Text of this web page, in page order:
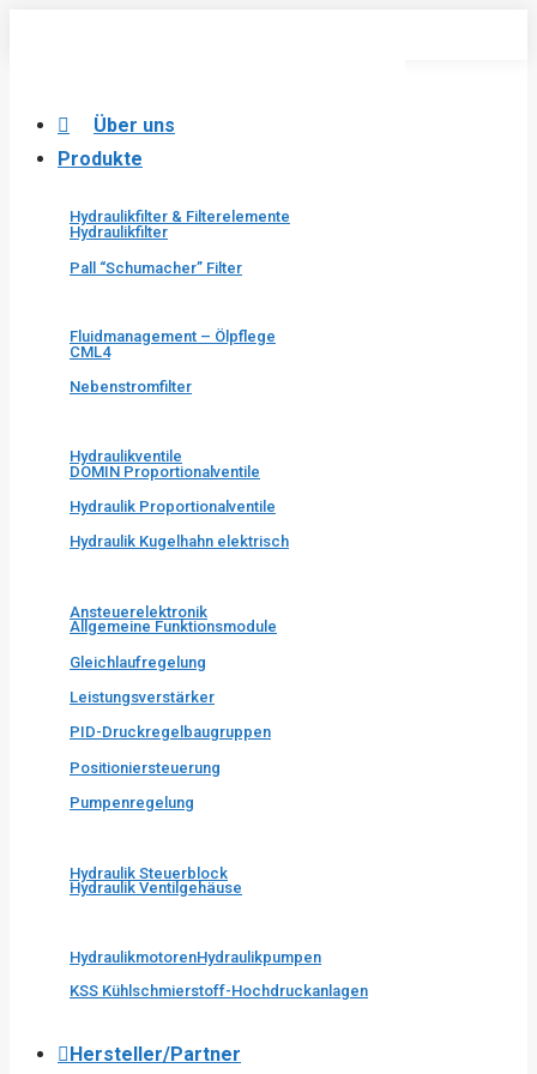
Über uns
Produkte
Hydraulikfilter & Filterelemente
Hydraulikfilter
Pall “Schumacher” Filter
Fluidmanagement – Ölpflege
CML4
Nebenstromfilter
Hydraulikventile
DOMIN Proportionalventile
Hydraulik Proportionalventile
Hydraulik Kugelhahn elektrisch
Ansteuerelektronik
Allgemeine Funktionsmodule
Gleichlaufregelung
Leistungsverstärker
PID-Druckregelbaugruppen
Positioniersteuerung
Pumpenregelung
Hydraulik Steuerblock
Hydraulik Ventilgehäuse
HydraulikmotorenHydraulikpumpen
KSS Kühlschmierstoff-Hochdruckanlagen
Hersteller/Partner